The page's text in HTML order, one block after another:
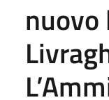
nuovo